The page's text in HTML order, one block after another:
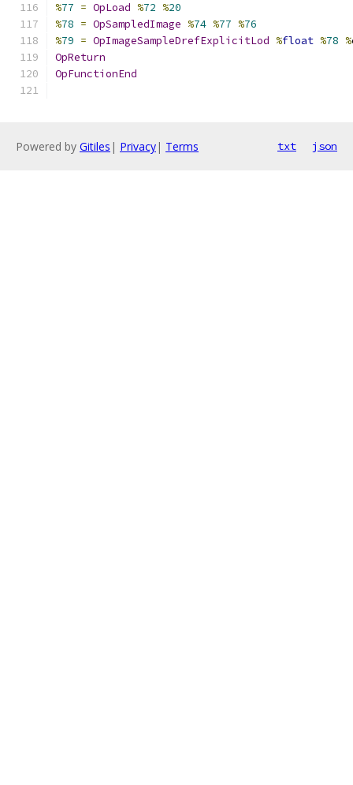
%77 = OpLoad %72 %20
%78 = OpSampledImage %74 %77 %76
%79 = OpImageSampleDrefExplicitLod %float %78 %
OpReturn
OpFunctionEnd
Powered by Gitiles | Privacy| Terms txt json